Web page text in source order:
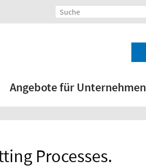
Angebote für Unternehmen
Processes.